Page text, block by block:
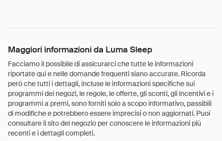
Maggiori informazioni da Luma Sleep
Facciamo il possibile di assicurarci che tutte le informazioni
riportate qui e nelle domande frequenti siano accurate. Ricorda
però che tutti i dettagli, incluse le informazioni specifiche sui
programmi dei negozi, le regole, le offerte, gli sconti, gli incentivi e i
programmi a premi, sono forniti solo a scopo informativo, passibili
di modifiche e potrebbero essere imprecisi o non aggiornati. Puoi
consultare il sito del negozio per conoscere le informazioni più
recenti e i dettagli completi.